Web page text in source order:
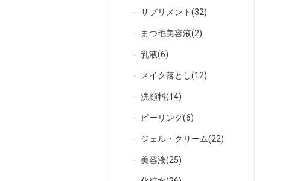
サプリメント(32)
まつ毛美容液(2)
乳液(6)
メイク落とし(12)
洗顔料(14)
ピーリング(6)
ジェル・クリーム(22)
美容液(25)